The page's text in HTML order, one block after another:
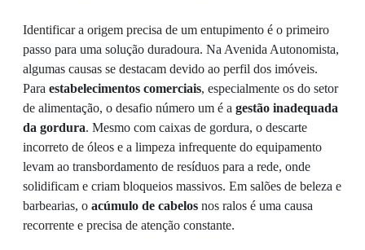
Identificar a origem precisa de um entupimento é o primeiro
passo para uma solução duradoura. Na Avenida Autonomista,
algumas causas se destacam devido ao perfil dos imóveis.
Para estabelecimentos comerciais, especialmente os do setor
de alimentação, o desafio número um é a gestão inadequada
da gordura. Mesmo com caixas de gordura, o descarte
incorreto de óleos e a limpeza infrequente do equipamento
levam ao transbordamento de resíduos para a rede, onde
solidificam e criam bloqueios massivos. Em salões de beleza e
barbearias, o acúmulo de cabelos nos ralos é uma causa
recorrente e precisa de atenção constante.